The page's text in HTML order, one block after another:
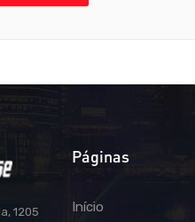
1205
Páginas
Início